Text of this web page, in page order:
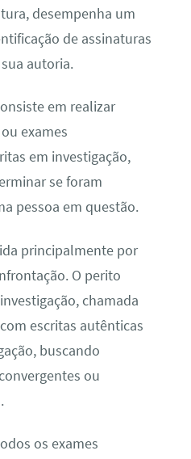
desempenha um
de assinaturas
autoria.
em realizar
exames
em investigação,
se foram
pessoa em questão.
principalmente por
O perito
chamada
escritas autênticas
buscando
ou
os exames